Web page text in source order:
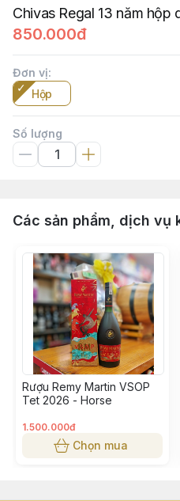
Chivas Regal 13 năm hộp
850.000đ
Đơn vị:
Hộp
Số lượng
Các sản phẩm, dịch vụ
Rượu Remy Martin VSOP
Tet 2026 - Horse
1.500.000đ
Chọn mua